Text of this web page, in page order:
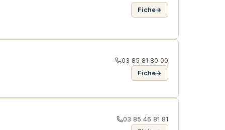
Fiche→
03 85 81 80 00
Fiche→
03 85 46 81 81